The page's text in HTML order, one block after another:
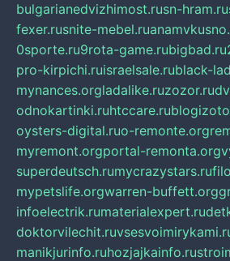
bulgarianedvizhimost.rusn-hram.ru
fexer.rusnite-mebel.ru
0sporte.ru9rota-game.rubigbad.ru
pro-kirpichi.ruisraelsale.rublack-
mynances.orgladalike.ruzozor.ru
odnokartinki.ruhtccare.ru
oysters-digital.ruo-remonte.org
myremont.orgportal-remonta.org
superdeutsch.rumycrazystars.ru
mypetslife.orgwarren-buffett.org
infoelectrik.rumaterialexpert.ru
doktorvilechit.ru
manikjurinfo.ruhozjajkainfo.ru